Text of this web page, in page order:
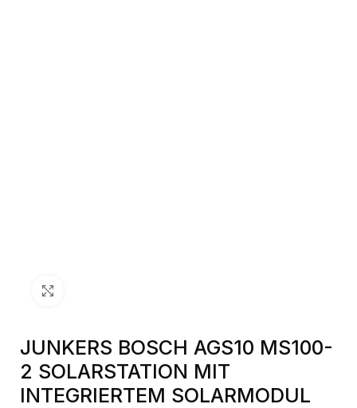
JUNKERS BOSCH AGS10 MS100-
2 SOLARSTATION MIT
INTEGRIERTEM SOLARMODUL